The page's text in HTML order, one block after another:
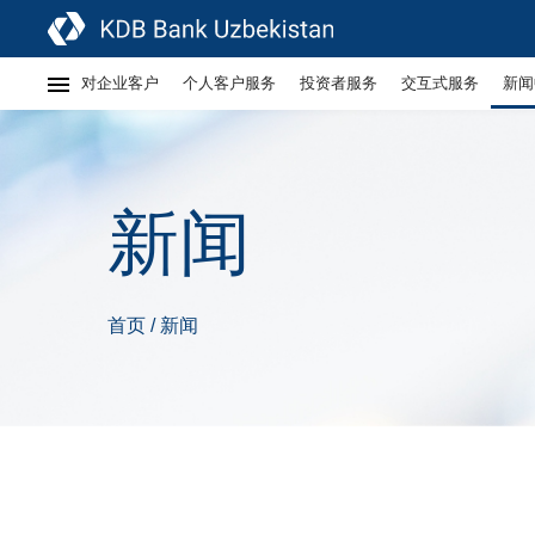
对企业客户 个人客户服务 投资者服务 交互式服务 新
新闻
首页 / 新闻